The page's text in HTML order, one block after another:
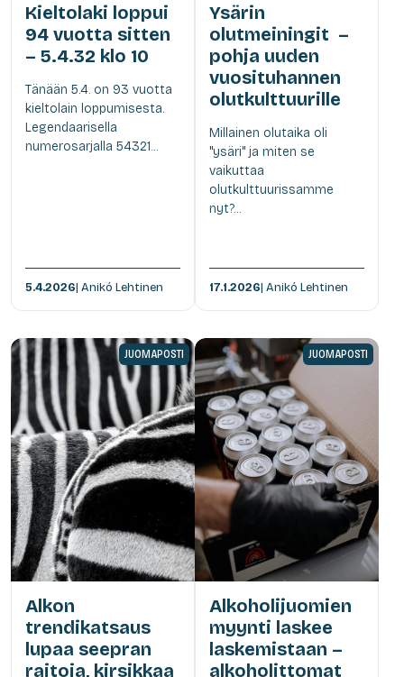
Kieltolaki loppui
94 vuotta sitten
– 5.4.32 klo 10
Tänään 5.4. on 93 vuotta
kieltolain loppumisesta.
Legendaarisella
numerosarjalla 54321...
5.4.2026| Anikó Lehtinen
Ysärin
olutmeiningit –
pohja uuden
vuosituhannen
olutkulttuurille
Millainen olutaika oli
"ysäri" ja miten se
vaikuttaa
olutkulttuurissamme
nyt?...
17.1.2026| Anikó Lehtinen
JUOMAPOSTI
Alkon
trendikatsaus
lupaa seepran
raitoja, kirsikkaa
JUOMAPOSTI
Alkoholijuomien
myynti laskee
laskemistaan –
alkoholittomat